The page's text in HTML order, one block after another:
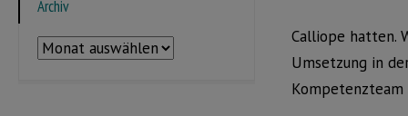
Calliope hatten.
Umsetzung in
Archiv
Archiv